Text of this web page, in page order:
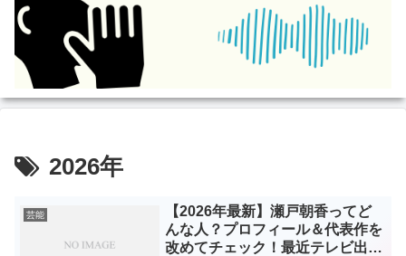
2026年
芸能
【2026年最新】瀬戸朝香ってど
んな人？プロフィール＆代表作を
改めてチェック！最近テレビ出演